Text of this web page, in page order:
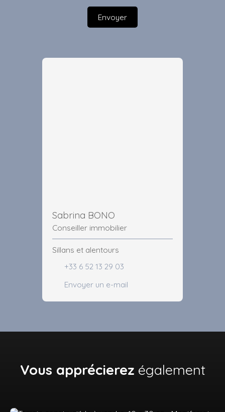
Envoyer
Sabrina BONO
Conseiller immobilier
Sillans et alentours
+33 6 52 13 29 03
Envoyer un e-mail
Vous apprécierez également